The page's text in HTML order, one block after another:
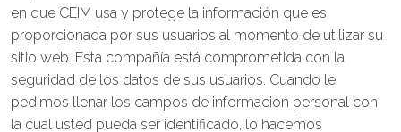
en que CEIM usa y protege la información que es
proporcionada por sus usuarios al momento de utilizar su
sitio web. Esta compañía está comprometida con la
seguridad de los datos de sus usuarios. Cuando le
pedimos llenar los campos de información personal con
la cual usted pueda ser identificado, lo hacemos